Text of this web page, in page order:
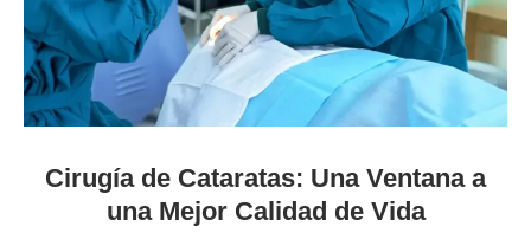
Cirugía de Cataratas: Una Ventana a
una Mejor Calidad de Vida